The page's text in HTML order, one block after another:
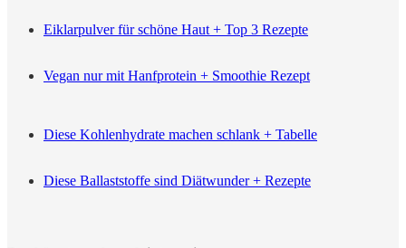
Eiklarpulver für schöne Haut + Top 3 Rezepte
Vegan nur mit Hanfprotein + Smoothie Rezept
Diese Kohlenhydrate machen schlank + Tabelle
Diese Ballaststoffe sind Diätwunder + Rezepte